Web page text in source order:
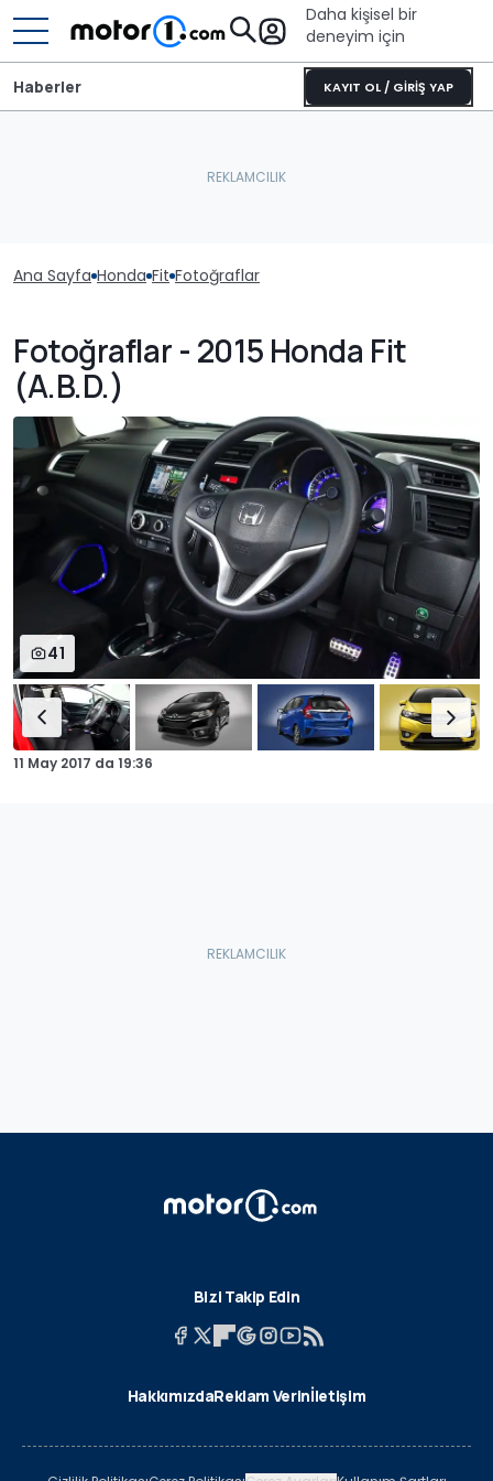
Daha kişisel bir
deneyim için
KAYIT OL / GİRİŞ YAP
Haberler
Ana Sayfa Honda Fit Fotoğraflar
Fotoğraflar - 2015 Honda Fit
(A.B.D.)
41
11 May 2017 da 19:36
Bizi Takip Edin
HakkımızdaReklam Verinİletişim